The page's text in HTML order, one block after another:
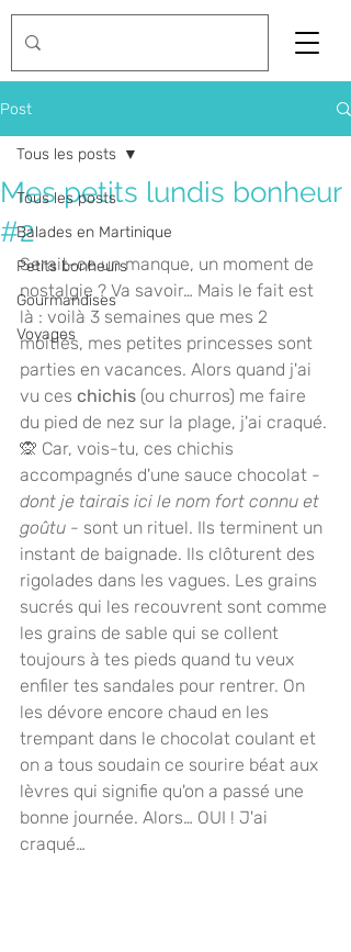
Post
Tous les posts
Balades en Martinique
Petits bonheurs
Gourmandises
Voyages
Tous les posts
Mes petits lundis bonheur
#2
Serait-ce un manque, un moment de
nostalgie ? Va savoir… Mais le fait est
là : voilà 3 semaines que mes 2
moitiés, mes petites princesses sont
parties en vacances. Alors quand j'ai
vu ces chichis (ou churros) me faire
du pied de nez sur la plage, j'ai craqué.
🙊 Car, vois-tu, ces chichis
accompagnés d'une sauce chocolat -
dont je tairais ici le nom fort connu et
goûtu - sont un rituel. Ils terminent un
instant de baignade. Ils clôturent des
rigolades dans les vagues. Les grains
sucrés qui les recouvrent sont comme
les grains de sable qui se collent
toujours à tes pieds quand tu veux
enfiler tes sandales pour rentrer. On
les dévore encore chaud en les
trempant dans le chocolat coulant et
on a tous soudain ce sourire béat aux
lèvres qui signifie qu'on a passé une
bonne journée. Alors… OUI ! J'ai
craqué…